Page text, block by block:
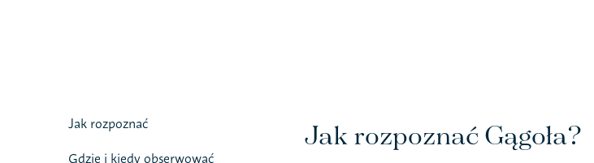
Jak rozpoznać
Gdzie i kiedy obserwować
Jak rozpoznać Gągoła?